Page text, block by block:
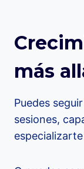
más
Puedes
sesiones,